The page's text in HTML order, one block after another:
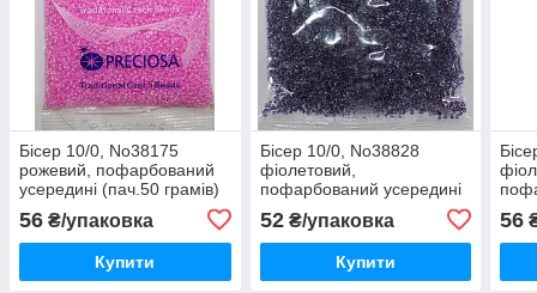
Бісер 10/0, No38175
рожевий, пофарбований
усередині (пач.50 грамів)
56 ₴/упаковка
Купити
Бісер 10/0, No38828
фіолетовий,
пофарбований усередині
52₴/упаковка
Купити
56